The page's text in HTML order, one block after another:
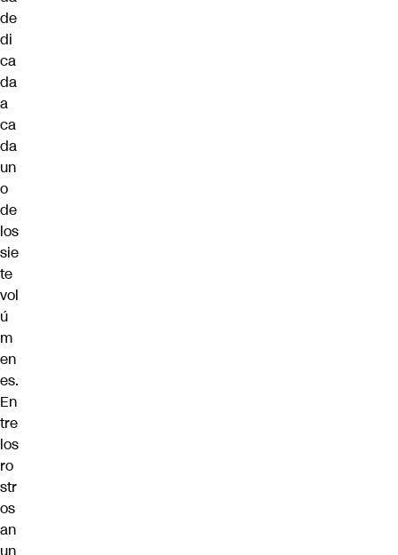
de
di
ca
da
a
ca
da
un
o
de
los
sie
te
vol
ú
m
en
es.
En
tre
los
ro
str
os
an
un